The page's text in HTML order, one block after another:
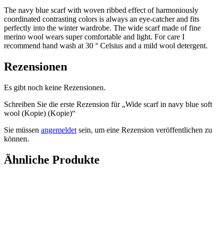
The navy blue scarf with woven ribbed effect of harmoniously
coordinated contrasting colors is always an eye-catcher and fits
perfectly into the winter wardrobe. The wide scarf made of fine
merino wool wears super comfortable and light. For care I
recommend hand wash at 30 ° Celsius and a mild wool detergent.
Rezensionen
Es gibt noch keine Rezensionen.
Schreiben Sie die erste Rezension für „Wide scarf in navy blue soft
wool (Kopie) (Kopie)“
Sie müssen angemeldet sein, um eine Rezension veröffentlichen zu
können.
Ähnliche Produkte